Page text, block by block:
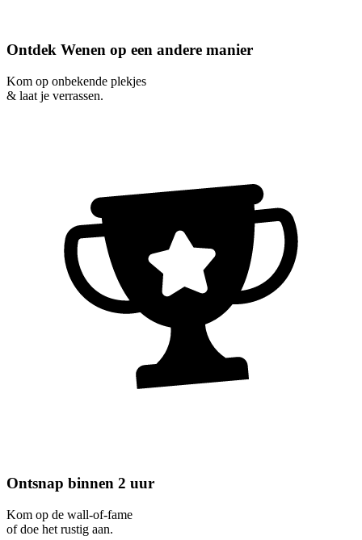
Ontdek Wenen op een andere manier
Kom op onbekende plekjes
& laat je verrassen.
Ontsnap binnen 2 uur
Kom op de wall-of-fame
of doe het rustig aan.